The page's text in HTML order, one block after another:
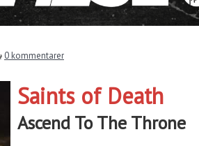
0 kommentarer
Saints of Death
Ascend To The Throne